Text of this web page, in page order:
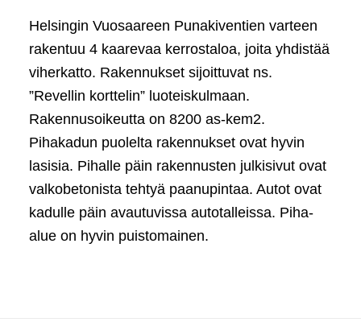
Helsingin Vuosaareen Punakiventien varteen
rakentuu 4 kaarevaa kerrostaloa, joita yhdistää
viherkatto. Rakennukset sijoittuvat ns.
”Revellin korttelin” luoteiskulmaan.
Rakennusoikeutta on 8200 as-kem2.
Pihakadun puolelta rakennukset ovat hyvin
lasisia. Pihalle päin rakennusten julkisivut ovat
valkobetonista tehtyä paanupintaa. Autot ovat
kadulle päin avautuvissa autotalleissa. Piha-
alue on hyvin puistomainen.